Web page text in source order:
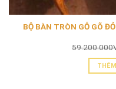
BỘ BÀN TRÒN GỖ GÕ
59.200.000